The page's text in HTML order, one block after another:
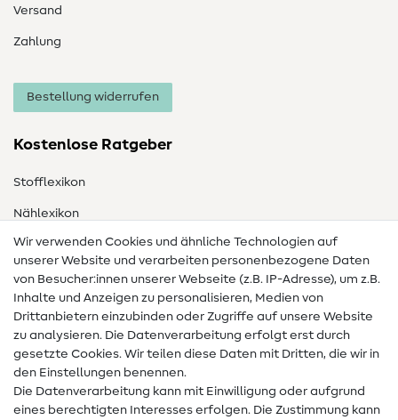
Versand
Zahlung
Bestellung widerrufen
Kostenlose Ratgeber
Stofflexikon
Nählexikon
Nähanleitungen
Hilfe & Kontakt
Kontakt
Infos zum Betreiberwechsel
Widerrufsrecht
Wir verwenden Cookies und ähnliche Technologien auf
unserer Website und verarbeiten personenbezogene Daten
von Besucher:innen unserer Webseite (z.B. IP-Adresse), um z.B.
Inhalte und Anzeigen zu personalisieren, Medien von
Drittanbietern einzubinden oder Zugriffe auf unsere Website
zu analysieren. Die Datenverarbeitung erfolgt erst durch
gesetzte Cookies. Wir teilen diese Daten mit Dritten, die wir in
den Einstellungen benennen.
Die Datenverarbeitung kann mit Einwilligung oder aufgrund
eines berechtigten Interesses erfolgen. Die Zustimmung kann